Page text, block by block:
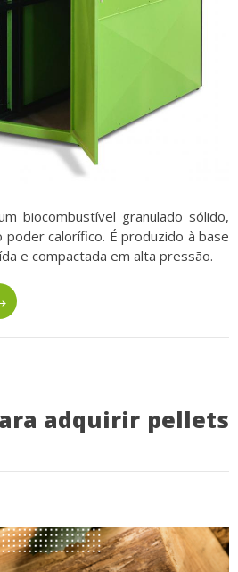
biocombustível granulado sólido,
calorífico. É produzido à base
e compactada em alta pressão.
adquirir pellets